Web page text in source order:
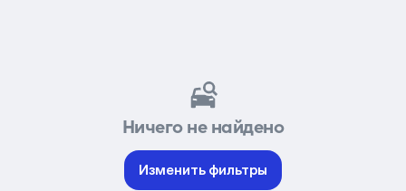
Ничего не найдено
Изменить фильтры